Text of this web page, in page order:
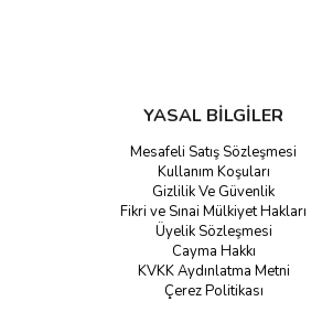
YASAL BİLGİLER
Mesafeli Satış Sözleşmesi
Kullanım Koşuları
Gizlilik Ve Güvenlik
Fikri ve Sınai Mülkiyet Hakları
Üyelik Sözleşmesi
Cayma Hakkı
KVKK Aydınlatma Metni
Çerez Politikası